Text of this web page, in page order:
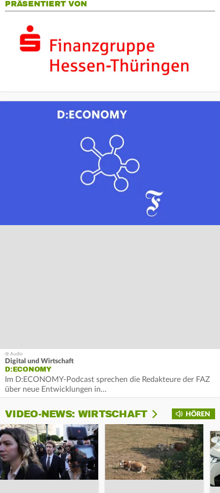
PRÄSENTIERT VON
Digital und Wirtschaft
D:ECONOMY
Im D:ECONOMY-Podcast sprechen die Redakteure der FAZ
über neue Entwicklungen in…
HÖREN
VIDEO-NEWS: WIRTSCHAFT